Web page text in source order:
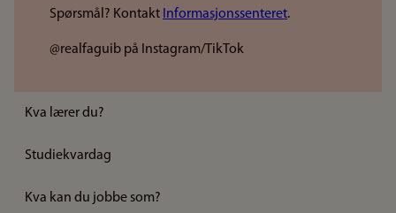
Spørsmål? Kontakt Informasjonssenteret.
@realfaguib på Instagram/TikTok
Kva lærer du?
Studiekvardag
Kva kan du jobbe som?